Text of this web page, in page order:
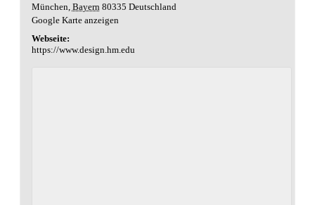
München Bayern 80335 Deutschland
Google Karte anzeigen
Webseite:
https://www.design.hm.edu